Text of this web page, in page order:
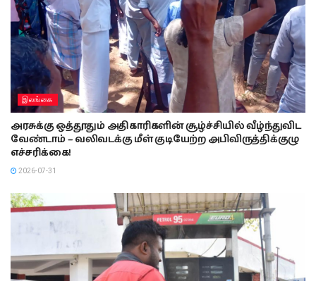
இலங்கை
அரசுக்கு ஒத்தூதும் அதிகாரிகளின் சூழ்ச்சியில் வீழ்ந்துவிட
வேண்டாம் – வலிவடக்கு மீள் குடியேற்ற அபிவிருத்திக்குழு
எச்சரிக்கை!
2026-07-31